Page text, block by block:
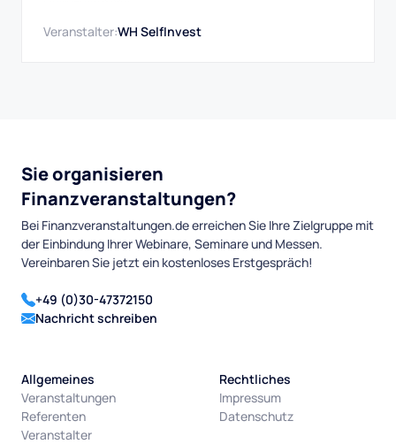
Veranstalter:WH SelfInvest
Sie organisieren
Finanzveranstaltungen?
Bei Finanzveranstaltungen.de erreichen Sie Ihre Zielgruppe mit
der Einbindung Ihrer Webinare, Seminare und Messen.
Vereinbaren Sie jetzt ein kostenloses Erstgespräch!
+49 (0)30-47372150
Nachricht schreiben
Allgemeines
Veranstaltungen
Referenten
Veranstalter
Rechtliches
Impressum
Datenschutz